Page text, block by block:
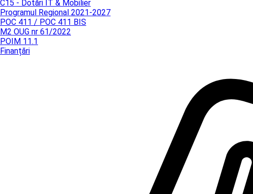
C15 - Dotări IT & Mobilier
Programul Regional 2021-2027
POC 411 / POC 411 BIS
M2 OUG nr 61/2022
POIM 11.1
Finanțări